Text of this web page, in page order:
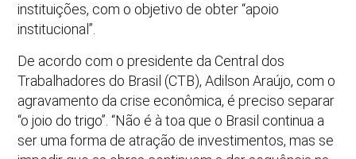
instituições, com o objetivo de obter “apoio
institucional”.
De acordo com o presidente da Central dos
Trabalhadores do Brasil (CTB), Adilson Araújo, com o
agravamento da crise econômica, é preciso separar
“o joio do trigo”. “Não é à toa que o Brasil continua a
ser uma forma de atração de investimentos, mas se